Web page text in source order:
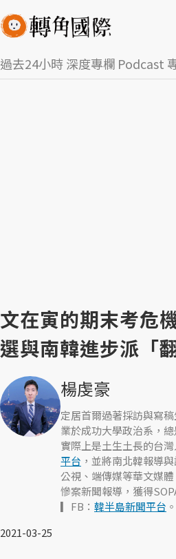
過去24小時深度專欄 Podcast
文在寅的期末考危
選與南韓進步派「
楊虔豪
定居首爾過著採訪與寫
業於成功大學政治系，
實際上是土生土長的台
平台 ，並將南北韓報導
公視、端傳媒等華文媒
慘案新聞報導，獲得
▎FB： 韓半島新聞平台 。
2021-03-25